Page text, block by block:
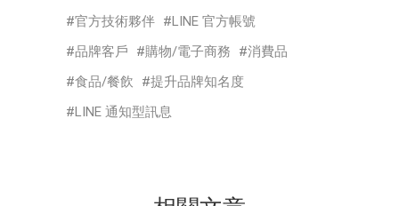
官方技術夥伴
LINE 官方帳號
品牌客戶
購物/電子商務
消費品
食品/餐飲
提升品牌知名度
LINE 通知型訊息